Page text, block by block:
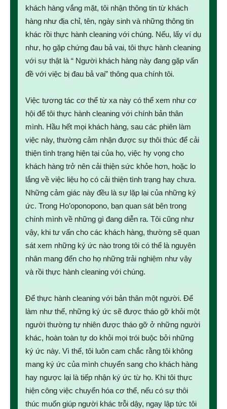
khách hàng vắng mặt, tôi nhận thông tin từ khách
hàng như địa chỉ, tên, ngày sinh và những thông tin
khác rồi thực hành cleaning với chúng. Nếu, lấy ví dụ
như, họ gặp chứng đau bả vai, tôi thực hành cleaning
với sự thật là “ Người khách hàng này đang gặp vấn
đề với việc bị đau bả vai” thông qua chính tôi.
Việc tương tác cơ thể từ xa này có thể xem như cơ
hội để tôi thực hành cleaning với chính bản thân
mình. Hầu hết mọi khách hàng, sau các phiên làm
việc này, thường cảm nhận được sự thôi thúc để cải
thiện tình trạng hiện tại của họ, việc hy vọng cho
khách hàng trở nên cải thiện sức khỏe hơn, hoặc lo
lắng về việc liệu họ có cải thiện tình trạng hay chưa.
Những cảm giác này đều là sự lặp lại của những ký
ức. Trong Ho’oponopono, bạn quan sát bên trong
chính mình về những gì đang diễn ra. Tôi cũng như
vậy, khi tư vấn cho các khách hàng, thường sẽ quan
sát xem những ký ức nào trong tôi có thể là nguyên
nhân mang đến cho họ những trải nghiệm như vậy
và rồi thực hành cleaning với chúng.
Để thực hành cleaning với bản thân một người. Để
làm như thế, những ký ức sẽ được tháo gỡ khỏi một
người thường tự nhiên được tháo gỡ ở những người
khác, hoàn toàn tự do khỏi mọi trói buộc bởi những
ký ức này. Vì thế, tôi luôn cam chắc rằng tôi không
mang ký ức của mình chuyển sang cho khách hàng
hay ngược lại là tiếp nhận ký ức từ họ. Khi tôi thực
hiện công việc chuyển hóa cơ thể, nếu có sự thôi
thúc muốn giúp người khác trỗi dậy, ngay lập tức tôi